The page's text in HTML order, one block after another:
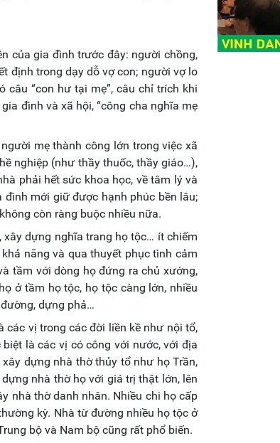
của gia đình trước đây: người chồng,
định trong dạy dỗ vợ con; người vợ lo
câu “con hư tại mẹ”, câu chỉ trích khi
đình và xã hội, “công cha nghĩa mẹ
mẹ thành công lớn trong việc xã
nghiệp (như thầy thuốc, thầy giáo…),
phải hết sức khoa học, về tâm lý và
mới giữ được hạnh phúc bền lâu;
còn ràng buộc nhiều nữa.
dựng nghĩa trang họ tộc… ít chiếm
năng và qua thuyết phục tình cảm
tầm với dòng họ đứng ra chủ xướng,
ở tầm họ tộc, họ tộc càng lớn, nhiều
dựng phả…
vị trong các đời liền kề như nội tổ,
là các vị có công với nước, với địa
dựng nhà thờ thủy tổ như họ Trần,
nhà thờ họ với giá trị thật lớn, lên
nhà thờ danh nhân. Nhiều chi họ cấp
kỳ. Nhà từ đường nhiều họ tộc ở
bộ và Nam bộ cũng rất phổ biến.